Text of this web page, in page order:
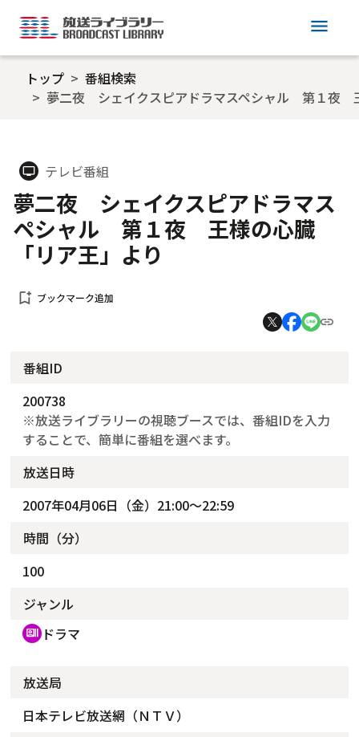
menu
トップ
番組検索
夢二夜 シェイクスピアドラマスペシャル 第１夜
tv テレビ番組
夢二夜 シェイクスピアドラマス
ペシャル 第１夜 王様の心臓
「リア王」より
bookmark_add ブックマーク追加
番組ID
200738
※放送ライブラリーの視聴ブースでは、番組IDを入力
することで、簡単に番組を選べます。
放送日時
2007年04月06日（金）21:00～22:59
時間（分）
100
ジャンル
recent_actors ドラマ
放送局
日本テレビ放送網（ＮＴＶ）